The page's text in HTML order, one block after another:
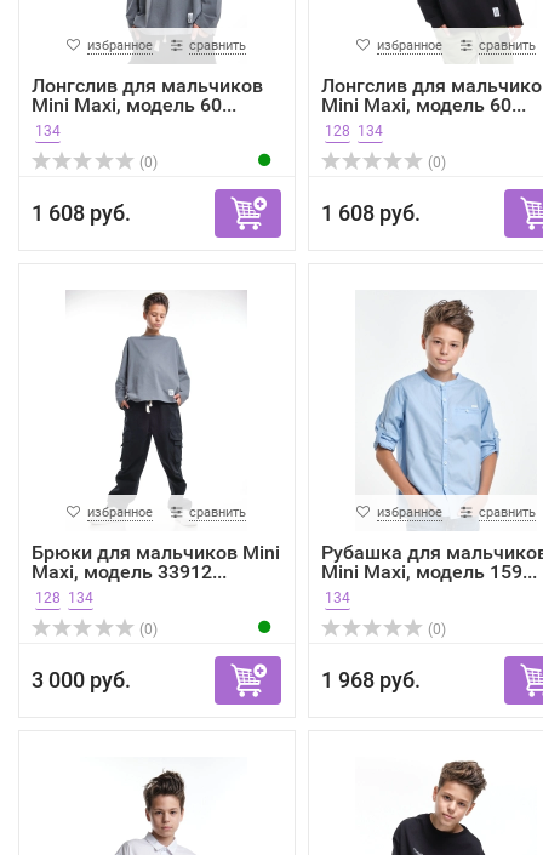
избранное сравнить
Лонгслив для мальчиков
Mini Maxi, модель 60...
134
(0)
1 608 руб.
избранное сравнить
Лонгслив для
Mini Maxi, модель 60...
128 134
(0)
1 608 руб.
избранное сравнить
Брюки для мальчиков Mini
Maxi, модель 33912...
128 134
(0)
3 000 руб.
избранное сравнить
Рубашка для
Mini Maxi, модель 159...
134
(0)
1 968 руб.